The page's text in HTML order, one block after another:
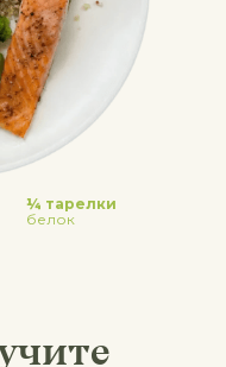
¼ тарелки
белок